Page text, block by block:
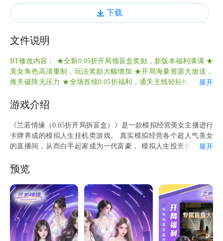
下载
文件说明
BT修改内容： ★全新0.05折开局领盲盒奖励，新版本福利满满 ★
美女角色高清重制，玩法奖励大幅增加 ★开局海量资源大放送，
推关破阵无压力 ★全场首续0.05折福利，通关主线轻轻松松 ★所
包中心”领取。 ★反馈问题请在爱吾悬浮窗点击“在线客服” ★关注
展开
游戏介绍
《兰若情缘（0.05折开局拆盲盒）》是一款模拟经营美女主播进行
卡牌养成的模拟人生挂机类游戏。 真实模拟经营各个超人气美女
的直播间，从而白手起家成为一代富豪， 模拟人生投资的每一步
断凭借各种人格魅力以及选择认识各个美女为她们创立直播间，进
戏福利满满，等你来领取！！美女秘书、豪车派对首富的生活从现
在开始。
展开
预览